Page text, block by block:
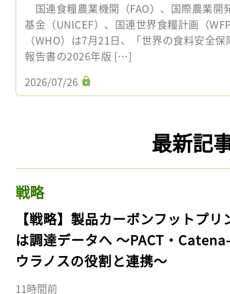
国連食糧農業機関（FAO）、国際農業開
基金（UNICEF）、国連世界食糧計画（
（WHO）は7月21日、「世界の食料安全
報告書の2026年版 […]
2026/07/26
最新記
戦略
【戦略】製品カーボンフットプリ
は調達データへ 〜PACT・
ウラノスの役割と連携〜
11時間前